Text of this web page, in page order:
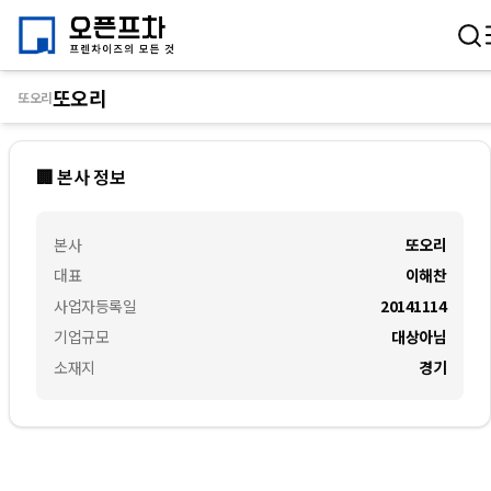
🏢 본사 정보
본사
대표
사업자등록일
기업규모
소재지
또오리
이해찬
20141114
대상아님
경기
또오리또오리